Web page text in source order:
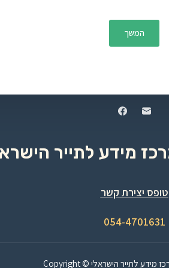
המשך
מידע לתייר
טופס יצירת קשר
054-4701631